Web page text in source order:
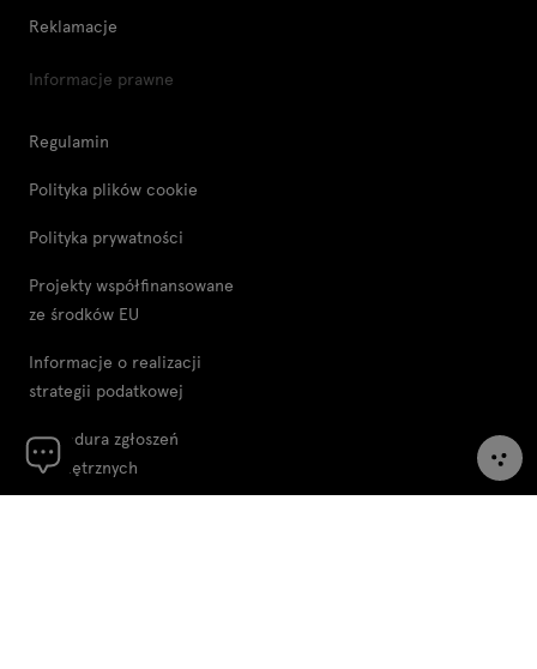
Reklamacje
Informacje prawne
Regulamin
Polityka plików cookie
Polityka prywatności
Projekty współfinansowane
ze środków EU
Informacje o realizacji
strategii podatkowej
Procedura zgłoszeń
wewnętrznych